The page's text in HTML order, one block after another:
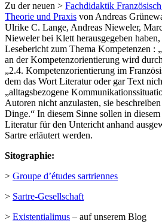
Zu der neuen > Fachdidaktik
Theorie und Praxis von Andreas
Ulrike C. Lange, Andreas Nieweler,
Nieweler bei Klett herausgegeben
Lesebericht zum Thema Kompetenzen :
an der Kompetenzorientierung wird
„2.4. Kompetenzorientierung im
dem das Wort Literatur oder gar Text
„alltagsbezogene
Autoren nicht anzulasten, sie
Dinge.“ In diesem Sinne sollen in
Literatur für den Untericht anhand
Sartre erläutert werden.
Sitographie:
> Groupe d’études sartriennes
> Sartre-Gesellschaft
> Existentialimus – auf unserem Blog